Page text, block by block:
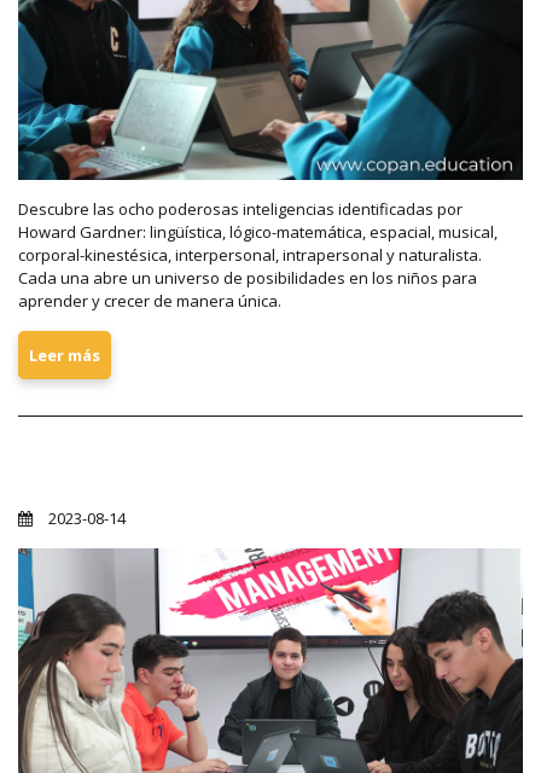
Descubre las ocho poderosas inteligencias identificadas por
Howard Gardner: lingüística, lógico-matemática, espacial, musical,
corporal-kinestésica, interpersonal, intrapersonal y naturalista.
Cada una abre un universo de posibilidades en los niños para
aprender y crecer de manera única.
Leer más
2023-08-14